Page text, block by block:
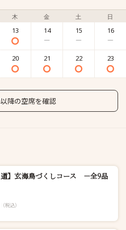
木 金 土 日
13 14 15 16
20 21 22 23
降の空席を確認
道】玄海鳥づくしコース －全9品
（税込）